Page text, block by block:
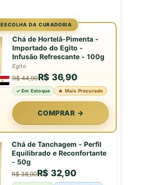
ESCOLHA DA CURADORIA
Chá de Hortelã-Pimenta -
Importado do Egito -
Infusão Refrescante - 100g
Egito
R$ 44,90R$ 36,90
✓ Em Estoque 🔥 Mais Procurado
COMPRAR →
Chá de Tanchagem - Perfil
Equilibrado e Reconfortante
- 50g
R$ 38,90R$ 32,90